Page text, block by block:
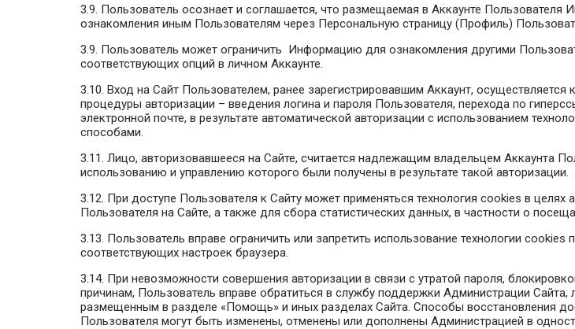
3.9. Пользователь осознает и соглашается, что размещаемая в Аккаунте Пользователя
ознакомления иным Пользователям через Персональную страницу (Профиль)
3.9. Пользователь может ограничить Информацию для ознакомления другими
соответствующих опций в личном Аккаунте.
3.10. Вход на Сайт Пользователем, ранее зарегистрировавшим Аккаунт,
процедуры авторизации – введения логина и пароля Пользователя, перехода по
электронной почте, в результате автоматической авторизации с использованием
способами.
3.11. Лицо, авторизовавшееся на Сайте, считается надлежащим владельцем Аккаунта
использованию и управлению которого были получены в результате такой авторизации.
3.12. При доступе Пользователя к Сайту может применяться технология cookies в целях
Пользователя на Сайте, а также для сбора статистических данных, в частности о
3.13. Пользователь вправе ограничить или запретить использование технологии cookies
соответствующих настроек браузера.
3.14. При невозможности совершения авторизации в связи с утратой пароля,
причинам, Пользователь вправе обратиться в службу поддержки Администрации Сайта,
размещенным в разделе «Помощь» и иных разделах Сайта. Способы восстановления
Пользователя могут быть изменены, отменены или дополнены Администрацией в